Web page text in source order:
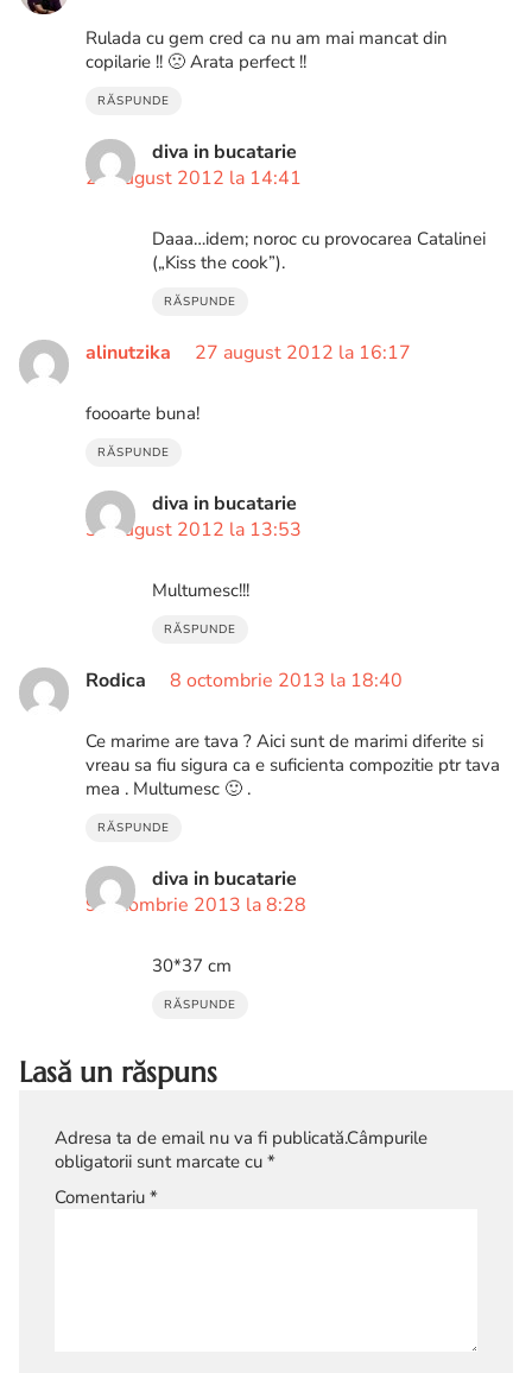
Rulada cu gem cred ca nu am mai mancat din
copilarie !! 🙁 Arata perfect !!
RĂSPUNDE
diva in bucatarie
27 august 2012 la 14:41
Daaa…idem; noroc cu provocarea Catalinei
(„Kiss the cook”).
RĂSPUNDE
alinutzika 27 august 2012 la 16:17
foooarte buna!
RĂSPUNDE
diva in bucatarie
31 august 2012 la 13:53
Multumesc!!!
RĂSPUNDE
Rodica 8 octombrie 2013 la 18:40
Ce marime are tava ? Aici sunt de marimi diferite si
vreau sa fiu sigura ca e suficienta compozitie ptr tava
mea . Multumesc 🙂 .
RĂSPUNDE
diva in bucatarie
9 octombrie 2013 la 8:28
30*37 cm
RĂSPUNDE
Lasă un răspuns
Adresa ta de email nu va fi publicată.Câmpurile
obligatorii sunt marcate cu *
Comentariu *